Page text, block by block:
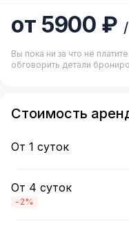
от 5900 ₽
Вы пока ни за что не
обговорить детали
Стоимость
От 1 суток
От 4 суток
-2%